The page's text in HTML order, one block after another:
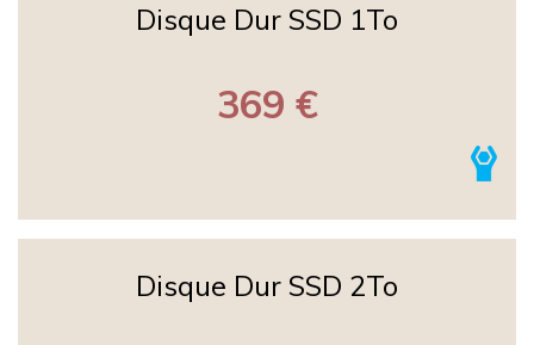
Disque Dur SSD 1To
369 €
Disque Dur SSD 2To